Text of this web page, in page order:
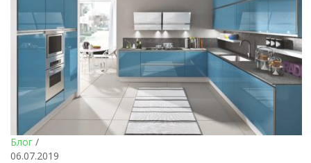
Блог /
06.07.2019